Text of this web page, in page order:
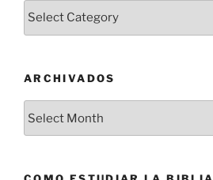
Categorías
ARCHIVADOS